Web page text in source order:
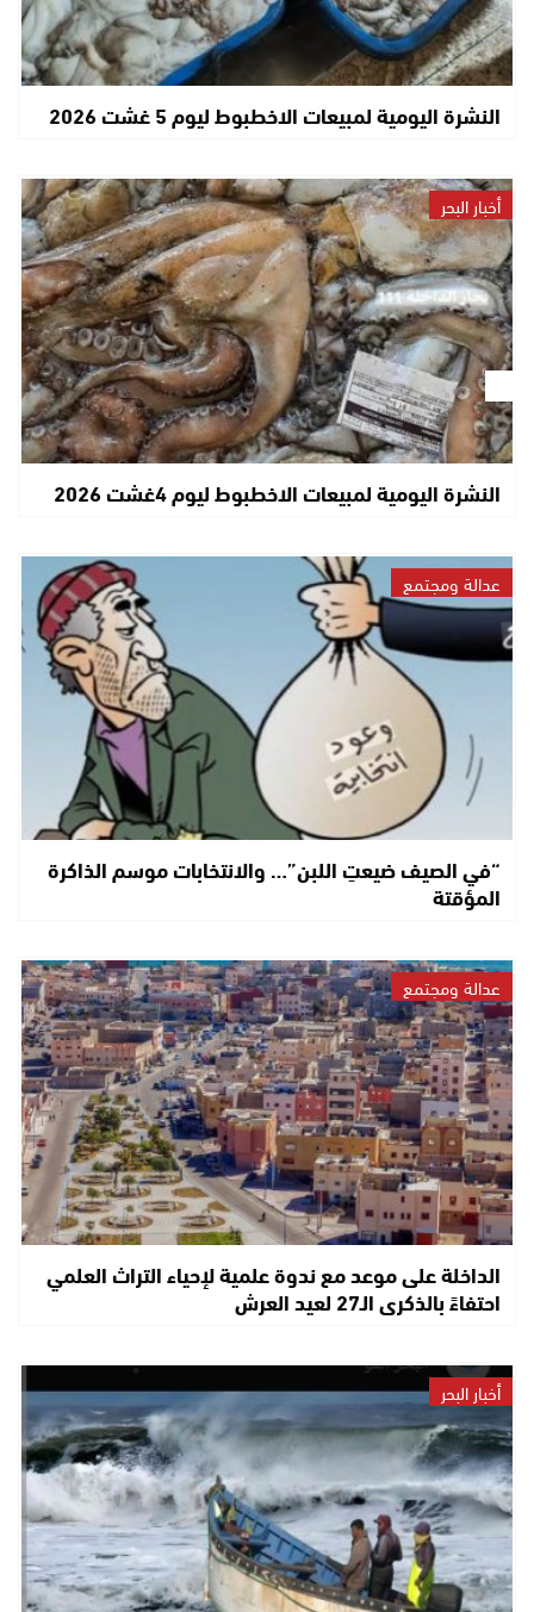
النشرة اليومية لمبيعات الاخطبوط ليوم 5 غشت 2026
أخبار البحر
النشرة اليومية لمبيعات الاخطبوط ليوم 4غشت 2026
عدالة ومجتمع
“في الصيف ضيعتِ اللبن”… والانتخابات موسم الذاكرة
المؤقتة
عدالة ومجتمع
الداخلة على موعد مع ندوة علمية لإحياء التراث العلمي
احتفاءً بالذكرى الـ27 لعيد العرش
أخبار البحر